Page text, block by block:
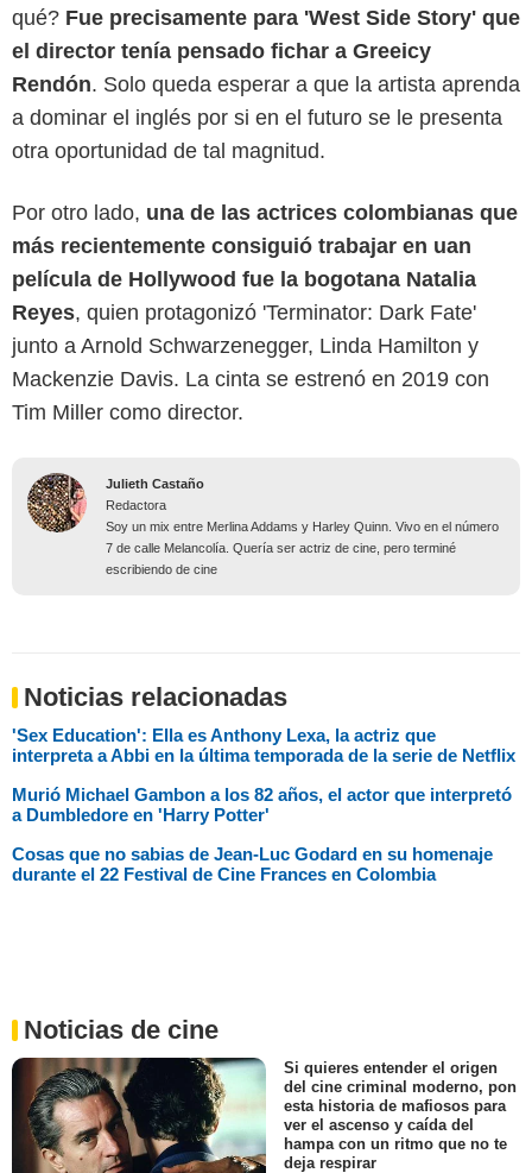
qué? Fue precisamente para 'West Side Story' que
el director tenía pensado fichar a Greeicy
Rendón. Solo queda esperar a que la artista aprenda
a dominar el inglés por si en el futuro se le presenta
otra oportunidad de tal magnitud.
Por otro lado, una de las actrices colombianas que
más recientemente consiguió trabajar en uan
película de Hollywood fue la bogotana Natalia
Reyes, quien protagonizó 'Terminator: Dark Fate'
junto a Arnold Schwarzenegger, Linda Hamilton y
Mackenzie Davis. La cinta se estrenó en 2019 con
Tim Miller como director.
Julieth Castaño
Redactora
Soy un mix entre Merlina Addams y Harley Quinn. Vivo en el número
7 de calle Melancolía. Quería ser actriz de cine, pero terminé
escribiendo de cine
Noticias relacionadas
'Sex Education': Ella es Anthony Lexa, la actriz que
interpreta a Abbi en la última temporada de la serie de Netflix
Murió Michael Gambon a los 82 años, el actor que interpretó
a Dumbledore en 'Harry Potter'
Cosas que no sabias de Jean-Luc Godard en su homenaje
durante el 22 Festival de Cine Frances en Colombia
Noticias de cine
Si quieres entender el origen
del cine criminal moderno, pon
esta historia de mafiosos para
ver el ascenso y caída del
hampa con un ritmo que no te
deja respirar